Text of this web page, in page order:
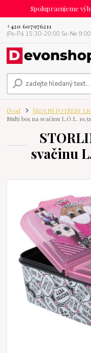
Spolupracujeme
+420 607976211
(Po-Pá 15:30-20:00 So-Ne
Úvod ŠKOLNÍ POTŘEBY
Multi box na svačinu L.O.L.
svačinu